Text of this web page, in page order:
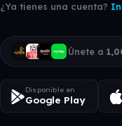
¿Ya tienes una cuenta?
Únete a
Disponible en
Google Play